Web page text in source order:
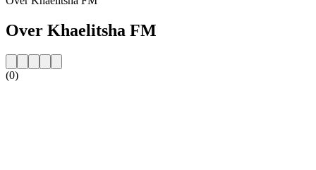
Over Khaelitsha FM
(0)